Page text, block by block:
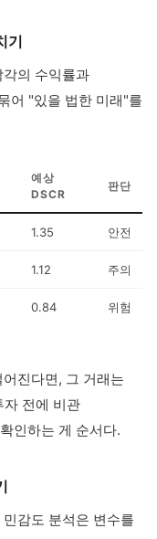
기
각의 수익률과
어 "있을 법한 미래"를
예상
DSCR
판단
1.35 안전
1.12 주의
0.84 위험
진다면, 그 거래는
자 전에 비관
인하는 게 순서다.
감도 분석은 변수를